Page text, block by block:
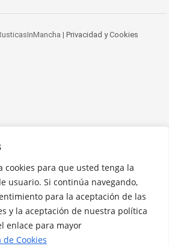
cookies para que usted tenga la
usuario. Si continúa navegando,
para la aceptación de las
y la aceptación de nuestra política
enlace para mayor
de Cookies
| Privacidad y Cookies